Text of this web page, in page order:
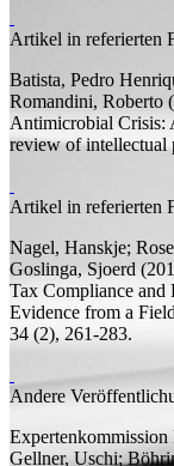
Artikel in referierten
Batista, Pedro
Romandini, Roberto
Antimicrobial Crisis:
review of intellectual
Artikel in referierten
Nagel, Hanskje;
Goslinga, Sjoerd
Tax Compliance and
Evidence from a
34 (2), 261-283.
Andere
Gellner, Uschi;